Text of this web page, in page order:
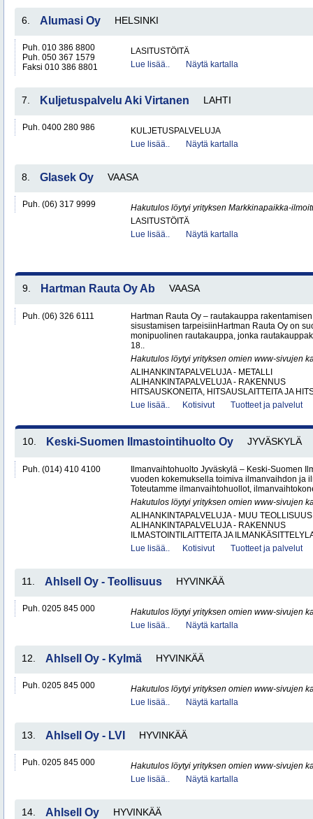
6. Alumasi Oy HELSINKI
Puh. 010 386 8800
Puh. 050 367 1579
Faksi 010 386 8801
LASITUSTÖITÄ
Lue lisää..
Näytä kartalla
7. Kuljetuspalvelu Aki Virtanen LAHTI
Puh. 0400 280 986
KULJETUSPALVELUJA
Lue lisää..
Näytä kartalla
8. Glasek Oy VAASA
Puh. (06) 317 9999
Hakutulos löytyi yrityksen Markkinapaikka-
LASITUSTÖITÄ
Lue lisää..
Näytä kartalla
9. Hartman Rauta Oy Ab VAASA
Puh. (06) 326 6111
Hartman Rauta Oy – rautakauppa
sisustamisen tarpeisiinHartman Rauta Oy on
monipuolinen rautakauppa, jonka
18..
Hakutulos löytyi yrityksen omien www-sivujen
ALIHANKINTAPALVELUJA - METALLI
ALIHANKINTAPALVELUJA - RAKENNUS
HITSAUSKONEITA, HITSAUSLAITTEITA JA
Lue lisää..
Kotisivut Tuotteet ja palvelut
10. Keski-Suomen Ilmastointihuolto Oy JYVÄSKYLÄ
Puh. (014) 410 4100
Ilmanvaihtohuolto Jyväskylä – Keski-Suomen
vuoden kokemuksella toimiva ilmanvaihdon ja
Toteutamme ilmanvaihtohuollot,
Hakutulos löytyi yrityksen omien www-sivujen
ALIHANKINTAPALVELUJA - MUU TEOLLISUUS
ALIHANKINTAPALVELUJA - RAKENNUS
ILMASTOINTILAITTEITA JA
Lue lisää..
Kotisivut Tuotteet ja palvelut
11. Ahlsell Oy - Teollisuus HYVINKÄÄ
Puh. 0205 845 000
Hakutulos löytyi yrityksen omien www-sivujen
Lue lisää..
Näytä kartalla
12. Ahlsell Oy - Kylmä HYVINKÄÄ
Puh. 0205 845 000
Hakutulos löytyi yrityksen omien www-sivujen
Lue lisää..
Näytä kartalla
13. Ahlsell Oy - LVI HYVINKÄÄ
Puh. 0205 845 000
Hakutulos löytyi yrityksen omien www-sivujen
Lue lisää..
Näytä kartalla
14. Ahlsell Oy HYVINKÄÄ